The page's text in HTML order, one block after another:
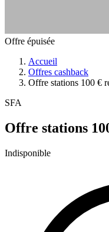
Offre épuisée
Accueil
Offres cashback
Offre stations 100 €
SFA
Offre stations
Indisponible